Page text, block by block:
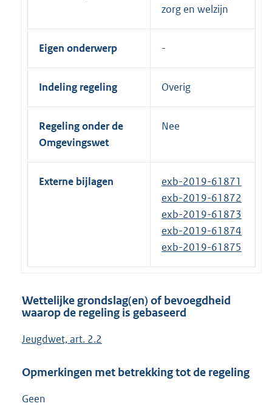
zorg en welzijn
Eigen onderwerp
Indeling regeling Overig
Regeling onder de
Omgevingswet
Nee
Externe bijlagen
exb-2019-61871
exb-2019-61872
exb-2019-61873
exb-2019-61874
exb-2019-61875
Wettelijke grondslag(en) of bevoegdheid
waarop de regeling is gebaseerd
Jeugdwet, art. 2.2
Opmerkingen met betrekking tot de regeling
Geen